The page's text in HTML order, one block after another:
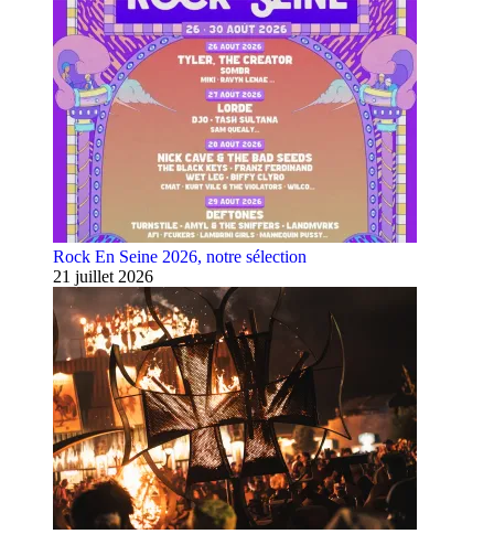
Rock En Seine 2026, notre sélection
21 juillet 2026